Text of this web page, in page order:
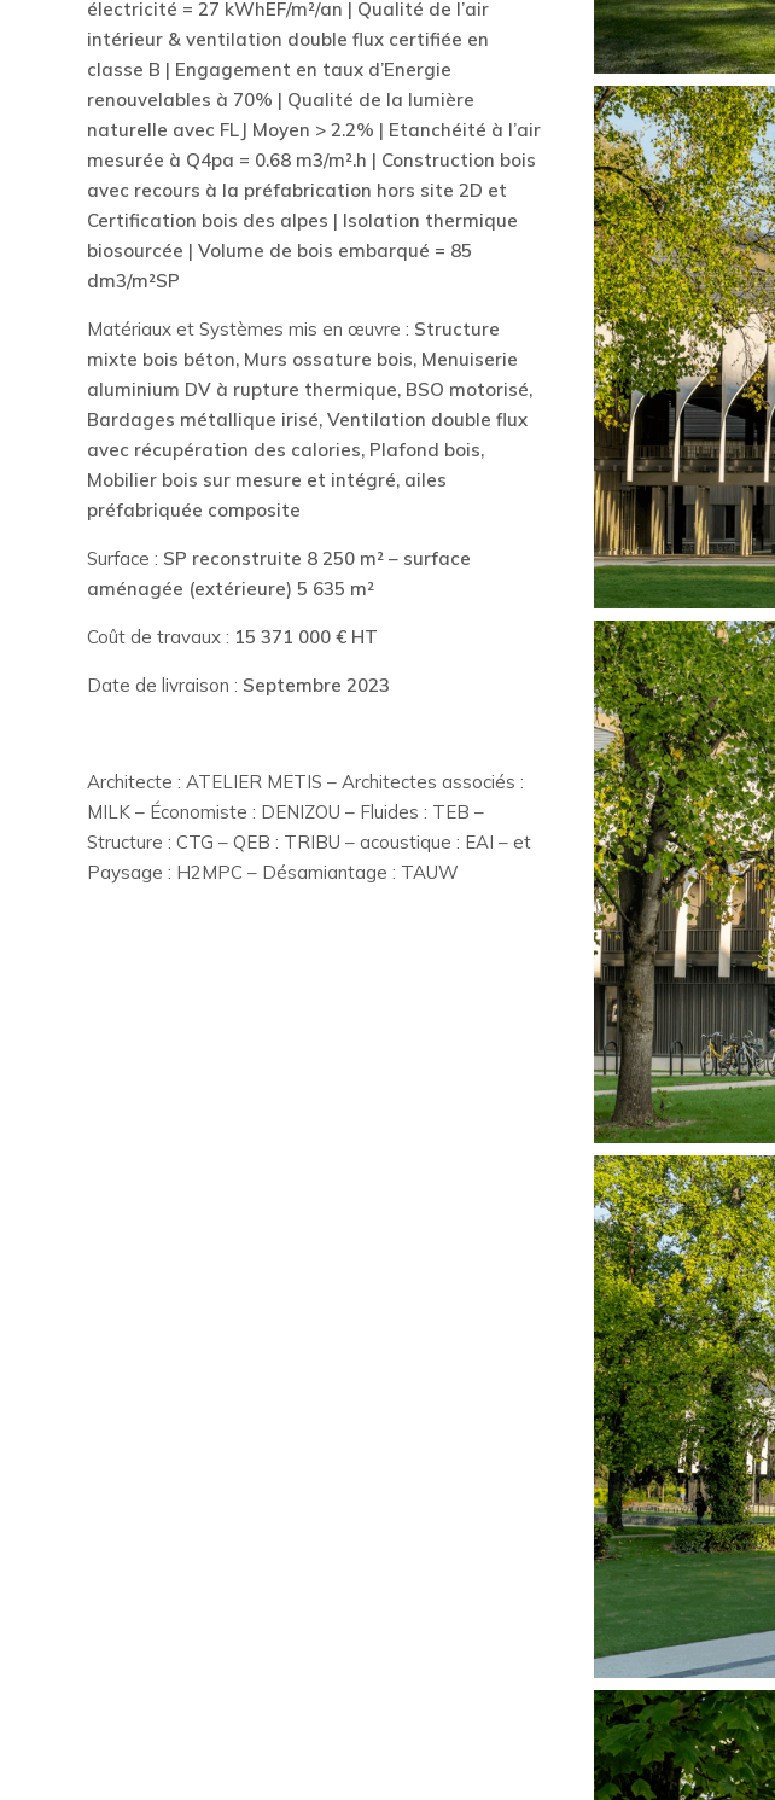
électricité = 27 kWhEF/m²/an | Qualité de l’air
intérieur & ventilation double flux certifiée en
classe B | Engagement en taux d’Energie
renouvelables à 70% | Qualité de la lumière
naturelle avec FLJ Moyen > 2.2% | Etanchéité à l’air
mesurée à Q4pa = 0.68 m3/m².h | Construction bois
avec recours à la préfabrication hors site 2D et
Certification bois des alpes | Isolation thermique
biosourcée | Volume de bois embarqué = 85
dm3/m²SP
Matériaux et Systèmes mis en œuvre : Structure
mixte bois béton, Murs ossature bois, Menuiserie
aluminium DV à rupture thermique, BSO motorisé,
Bardages métallique irisé, Ventilation double flux
avec récupération des calories, Plafond bois,
Mobilier bois sur mesure et intégré, ailes
préfabriquée composite
Surface : SP reconstruite 8 250 m² – surface
aménagée (extérieure) 5 635 m²
Coût de travaux : 15 371 000 € HT
Date de livraison : Septembre 2023
Architecte : ATELIER METIS – Architectes associés :
MILK – Économiste : DENIZOU – Fluides : TEB –
Structure : CTG – QEB : TRIBU – acoustique : EAI – et
Paysage : H2MPC – Désamiantage : TAUW